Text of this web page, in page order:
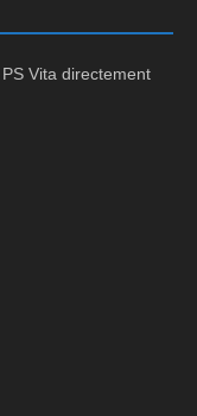
Vita directement